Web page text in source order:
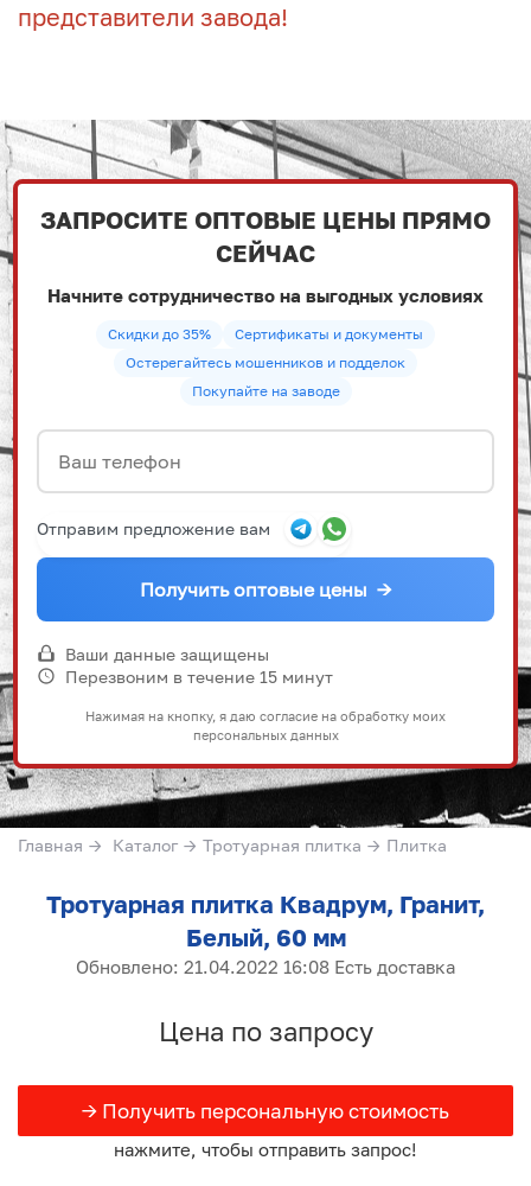
представители завода!
ЗАПРОСИТЕ ОПТОВЫЕ ЦЕНЫ ПРЯМО
СЕЙЧАС
Начните сотрудничество на выгодных условиях
Скидки до 35%
Сертификаты и документы
Остерегайтесь мошенников и подделок
Покупайте на заводе
Отправим предложение вам
Получить оптовые цены →
Ваши данные защищены
Перезвоним в течение 15 минут
Нажимая на кнопку, я даю согласие на обработку моих
персональных данных
Главная → Каталог → Тротуарная плитка → Плитка
Тротуарная плитка Квадрум, Гранит,
Белый, 60 мм
Обновлено: 21.04.2022 16:08 Есть доставка
Цена по запросу
→ Получить персональную стоимость
нажмите, чтобы отправить запрос!